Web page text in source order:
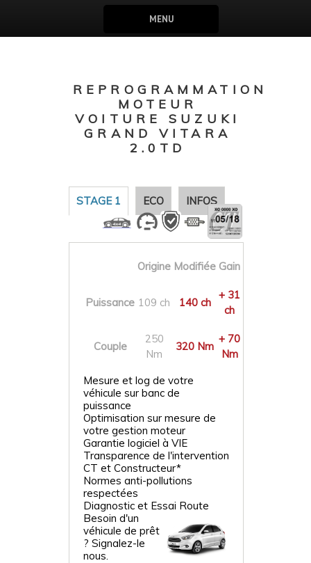
MENU
REPROGRAMMATION
MOTEUR
VOITURE SUZUKI
GRAND VITARA
2.0TD
STAGE 1 ECO INFOS
Origine Modifiée Gain
Puissance 109 ch 140 ch
+ 31
ch
Couple
250
Nm
320 Nm
+ 70
Nm
Mesure et log de votre
véhicule sur banc de
puissance
Optimisation sur mesure de
votre gestion moteur
Garantie logiciel à VIE
Transparence de l'intervention
CT et Constructeur*
Normes anti-pollutions
respectées
Diagnostic et Essai Route
Besoin d'un
véhicule de prêt
? Signalez-le
nous.